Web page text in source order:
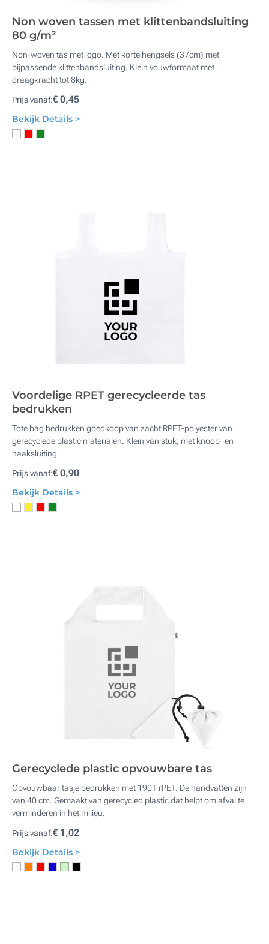
Non woven tassen met klittenbandsluiting
80 g/m²
Non-woven tas met logo. Met korte hengsels (37cm) met
bijpassende klittenbandsluiting. Klein vouwformaat met
draagkracht tot 8kg.
Prijs vanaf:€ 0,45
Bekijk Details >
Voordelige RPET gerecycleerde tas
bedrukken
Tote bag bedrukken goedkoop van zacht RPET-polyester van
gerecyclede plastic materialen. Klein van stuk, met knoop- en
haaksluiting.
Prijs vanaf:€ 0,90
Bekijk Details >
Gerecyclede plastic opvouwbare tas
Opvouwbaar tasje bedrukken met 190T rPET. De handvatten zijn
van 40 cm. Gemaakt van gerecycled plastic dat helpt om afval te
verminderen in het milieu.
Prijs vanaf:€ 1,02
Bekijk Details >